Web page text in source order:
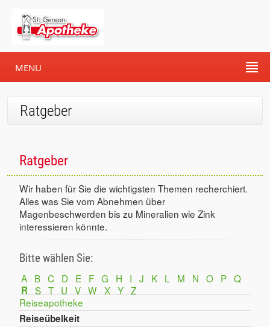
MENU
Ratgeber
Ratgeber
Wir haben für Sie die wichtigsten Themen recherchiert.
Alles was Sie vom Abnehmen über
Magenbeschwerden bis zu Mineralien wie Zink
interessieren könnte.
Bitte wählen Sie:
A B C D E F G H I J K L M N O P Q
R S T U V W X Y Z
Reiseapotheke
Reiseübelkeit